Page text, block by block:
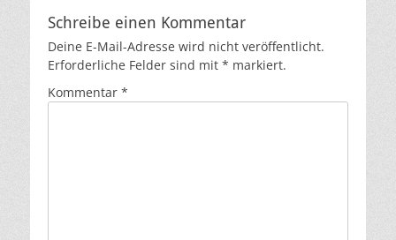
Schreibe einen Kommentar
Deine E-Mail-Adresse wird nicht veröffentlicht.
Erforderliche Felder sind mit * markiert.
Kommentar *